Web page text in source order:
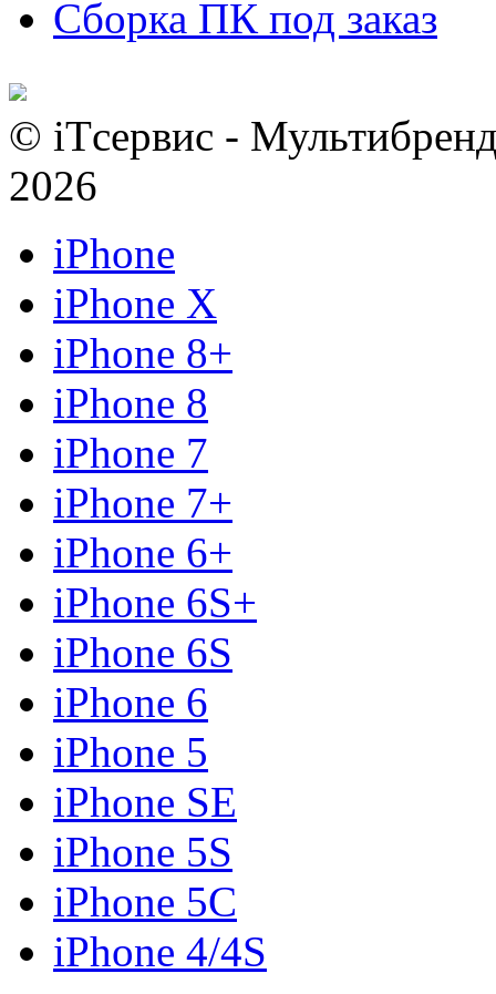
Сборка ПК под заказ
© iTсервис -
2026
iPhone
iPhone X
iPhone 8+
iPhone 8
iPhone 7
iPhone 7+
iPhone 6+
iPhone 6S+
iPhone 6S
iPhone 6
iPhone 5
iPhone SE
iPhone 5S
iPhone 5C
iPhone 4/4S